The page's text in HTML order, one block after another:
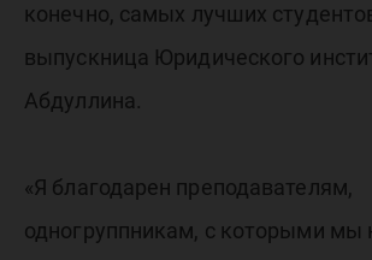
конечно, самых лучших
выпускница Юридического
Абдуллина.
«Я благодарен преподавателям,
одногруппникам, с которыми мы